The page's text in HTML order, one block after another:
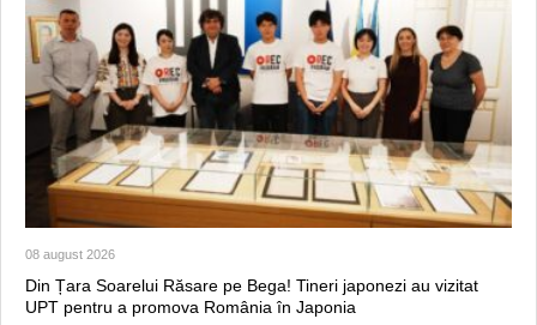
08 august 2026
Din Țara Soarelui Răsare pe Bega! Tineri japonezi au vizitat
UPT pentru a promova România în Japonia